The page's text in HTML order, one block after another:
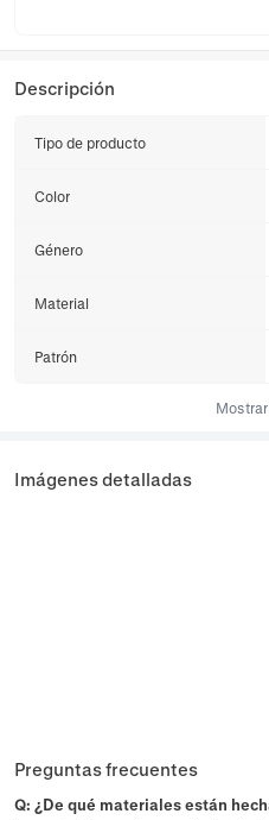
Descripción
Tipo de producto
Color
Género
Material
Patrón
Imágenes detalladas
Preguntas frecuentes
Q: ¿De qué materiales están